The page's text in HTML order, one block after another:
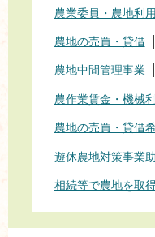
農業委員・農地利
農地の売買・貸借
農地中間管理事業
農作業賃金・機械
農地の売買・貸借
遊休農地対策事業
相続等で農地を取